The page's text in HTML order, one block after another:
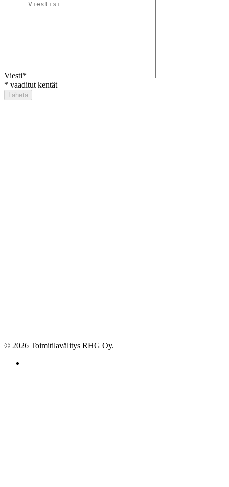
Viesti*
* vaaditut kentät
© 2026 Toimitilavälitys RHG Oy.